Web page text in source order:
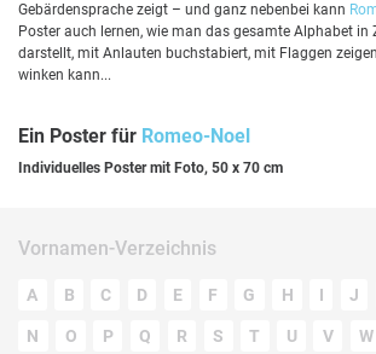
Gebärdensprache zeigt – und ganz nebenbei kann
Poster auch lernen, wie man das gesamte Alphabet in
darstellt, mit Anlauten buchstabiert, mit Flaggen
winken kann...
Ein Poster für Romeo-Noel
Individuelles Poster mit Foto, 50 x 70 cm
Vornamen-Verzeichnis
A B C D E F G H I J
N O P Q R S T U V W